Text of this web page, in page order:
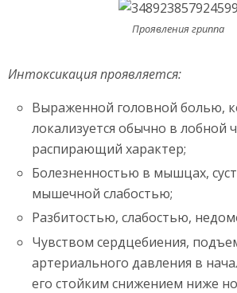
Проявления гриппа
Интоксикация проявляется:
Выраженной головной болью,
локализуется обычно в лобной
распирающий характер;
Болезненностью в мышцах,
мышечной слабостью;
Разбитостью, слабостью,
Чувством сердцебиения,
артериального давления в
его стойким снижением ниже